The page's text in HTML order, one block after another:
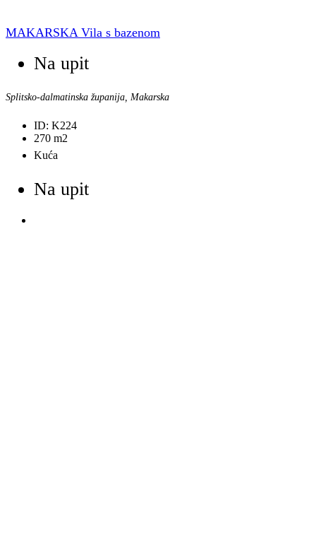
MAKARSKA Vila s bazenom
Na upit
Splitsko-dalmatinska županija, Makarska
ID: K224
270 m2
Kuća
Na upit